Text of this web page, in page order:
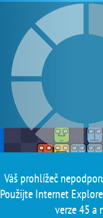
Váš prohlížeč
Použijte Internet
verze 45 a